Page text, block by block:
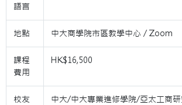
語言
地點 中大商學院市區教學中心 / Zoom
課程
費用
HK$16,500
校友
中大/中大專業進修學院/亞太工商